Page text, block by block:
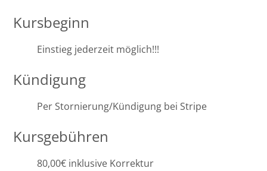
Kursbeginn
Einstieg jederzeit möglich!!!
Kündigung
Per Stornierung/Kündigung bei Stripe
Kursgebühren
80,00€ inklusive Korrektur